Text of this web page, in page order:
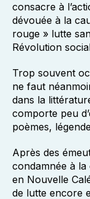
consacre à
dévouée à la
rouge » lutte
Révolution
Trop souvent
ne faut
dans la
comporte peu
poèmes,
Après des
condamnée à la
en Nouvelle
de lutte encore